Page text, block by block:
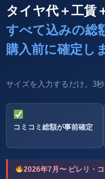
タイヤ代＋工賃
すべて込みの総
購入前に確定し
サイズを入力するだけ。3
コミコミ総額が事前確定
2026年7月〜 ピレリ・